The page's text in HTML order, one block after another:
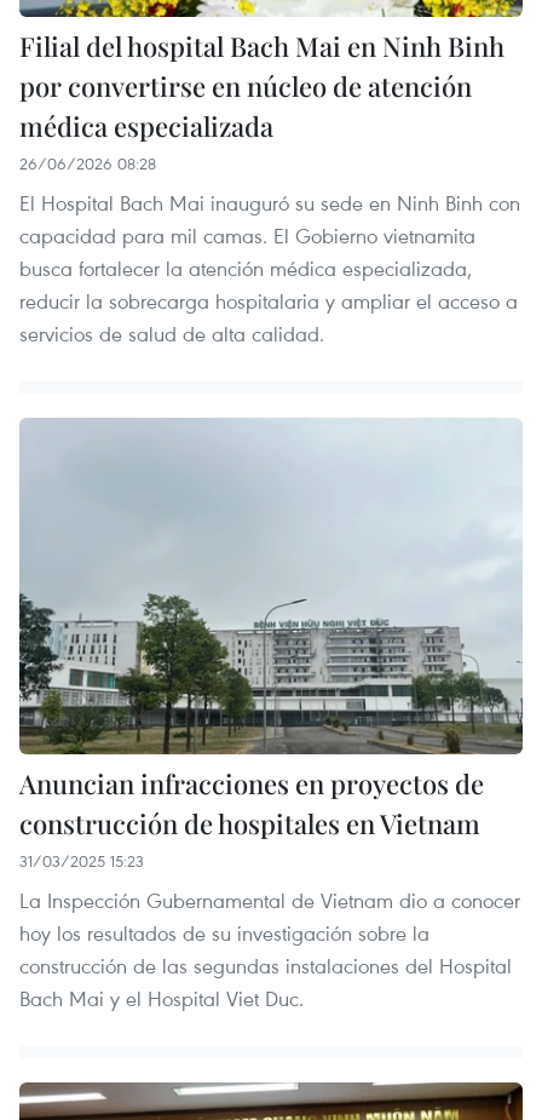
Filial del hospital Bach Mai en Ninh Binh
por convertirse en núcleo de atención
médica especializada
26/06/2026 08:28
El Hospital Bach Mai inauguró su sede en Ninh Binh con
capacidad para mil camas. El Gobierno vietnamita
busca fortalecer la atención médica especializada,
reducir la sobrecarga hospitalaria y ampliar el acceso a
servicios de salud de alta calidad.
Anuncian infracciones en proyectos de
construcción de hospitales en Vietnam
31/03/2025 15:23
La Inspección Gubernamental de Vietnam dio a conocer
hoy los resultados de su investigación sobre la
construcción de las segundas instalaciones del Hospital
Bach Mai y el Hospital Viet Duc.